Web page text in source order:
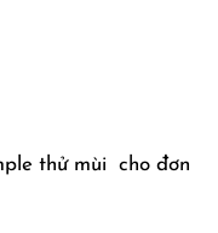
thử mùi
cho đơn